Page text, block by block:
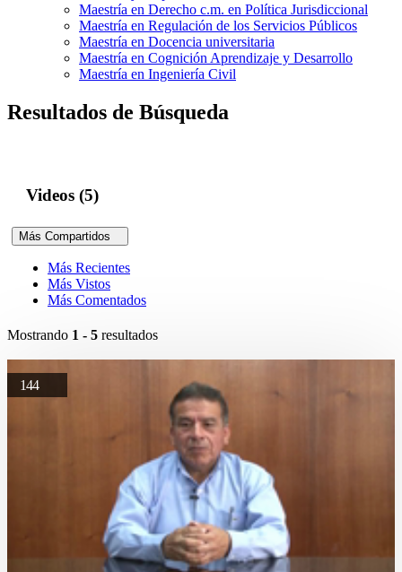
Maestría en Derecho c.m. en Política Jurisdiccional
Maestría en Regulación de los Servicios Públicos
Maestría en Docencia universitaria
Maestría en Cognición Aprendizaje y Desarrollo
Maestría en Ingeniería Civil
Resultados de Búsqueda
Videos (5)
Más Compartidos
Más Recientes
Más Vistos
Más Comentados
Mostrando 1 - 5 resultados
144